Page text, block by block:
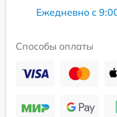
Ежедневно с
Способы оплаты